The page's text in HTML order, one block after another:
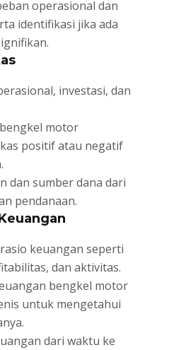
operasional dan
identifikasi jika ada
investasi, dan
motor
positif atau negatif
dan sumber dana dari
pendanaan.
keuangan seperti
dan aktivitas.
bengkel motor
untuk mengetahui
dari waktu ke